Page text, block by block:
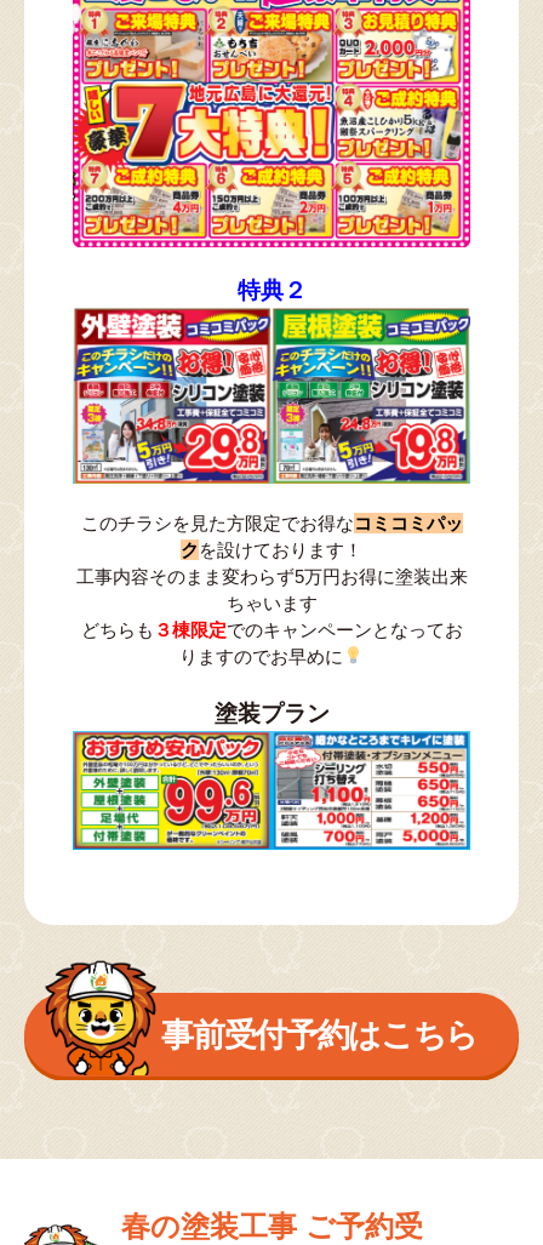
特典２
このチラシを見た方限定でお得なコミコミパッ
ク を設けております！
工事内容そのまま変わらず5万円お得に塗装出来
ちゃいます
どちらも ３棟限定でのキャンペーンとなってお
りますのでお早めに
塗装プラン
事前受付予約はこちら
春の塗装工事 ご予約受